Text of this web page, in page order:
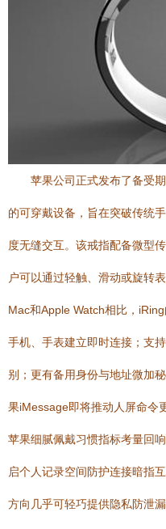
苹果公司正式发布了备受
的可穿戴设备，旨在突破传统
度无缝交互。该戒指配备微型
户可以通过轻触、滑动或旋转
Mac和Apple Watch相比，
手机、手表建立即时连接；支
别；更有备用身份与地址微加
果iMessage即将推动人屏命令
苹果细腻佩戴习惯指标考量回
启个人记录空间防护连接暗指
方向几乎可轻巧提供隐私防泄